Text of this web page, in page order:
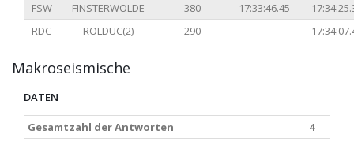
FSW
FINSTERWOLDE 380 17:33:46.45
RDC
ROLDUC(2) 290 -
Makroseismische
DATEN
Gesamtzahl der Antworten
4